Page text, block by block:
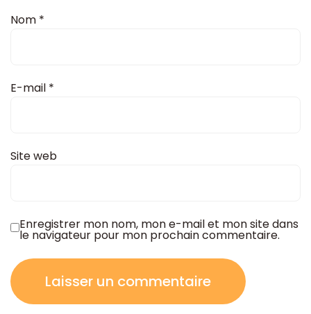
Nom *
E-mail *
Site web
Enregistrer mon nom, mon e-mail et mon site dans
le navigateur pour mon prochain commentaire.